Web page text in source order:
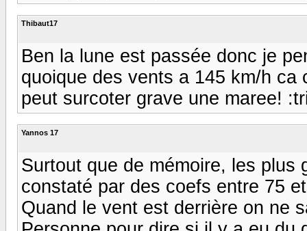
Thibaut17
Ben la lune est passée donc je
quoique des vents a 145 km/h
peut surcoter grave une maree!
Yannos 17
Surtout que de mémoire, les plus
constaté par des coefs entre 75
Quand le vent est derrière on ne